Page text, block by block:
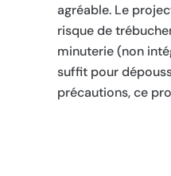
agréable. Le
risque de
minuterie (non
suffit pour
précautions, ce